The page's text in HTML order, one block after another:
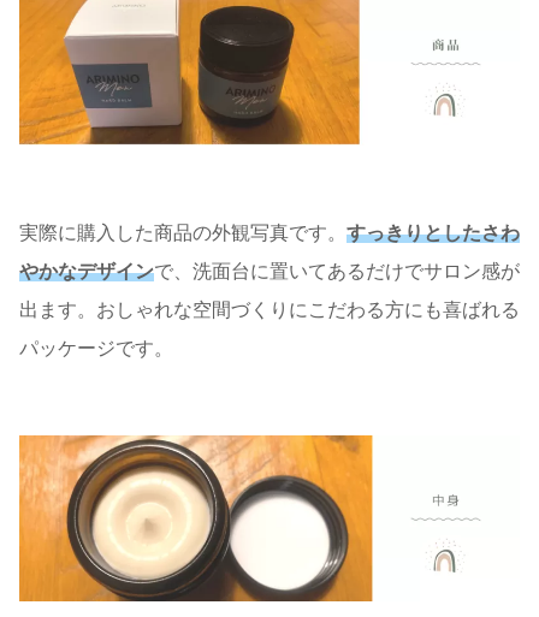
実際に購入した商品の外観写真です。 すっきりとしたさわ
やかなデザインで、洗面台に置いてあるだけでサロン感が
出ます。おしゃれな空間づくりにこだわる方にも喜ばれる
パッケージです。